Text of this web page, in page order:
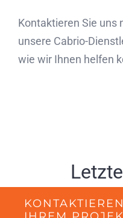
Kontaktieren Sie uns
unsere Cabrio-
wie wir Ihnen helfen